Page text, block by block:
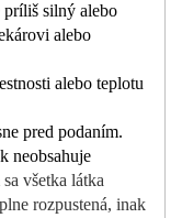
silný alebo
alebo
alebo teplotu
pred podaním.
neobsahuje
všetka látka
rozpustená, inak